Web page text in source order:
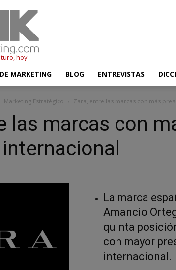
hoy
MARKETING BLOG ENTREVISTAS
Marketing Estratégico Zara, entre las marcas con más
las marcas con
La marca
Amancio
quinta
con mayor
internacional.